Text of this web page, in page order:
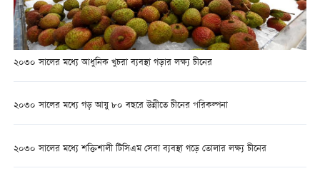
২০৩০ সালের মধ্যে আধুনিক খুচরা ব্যবস্থা গড়ার লক্ষ্য চীনের
২০৩০ সালের মধ্যে গড় আয়ু ৮০ বছরে উন্নীতে চীনের পরিকল্পনা
২০৩০ সালের মধ্যে শক্তিশালী টিসিএম সেবা ব্যবস্থা গড়ে তোলার লক্ষ্য চীনের